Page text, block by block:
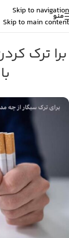
Skip to navigation
Skip to main content
منو
برا ترک